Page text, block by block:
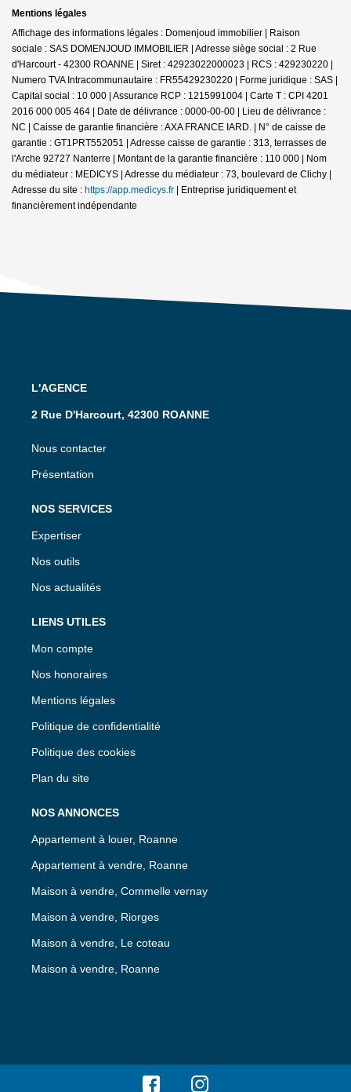
Mentions légales
Affichage des informations légales : Domenjoud immobilier | Raison
sociale : SAS DOMENJOUD IMMOBILIER | Adresse siège social : 2 Rue
d'Harcourt - 42300 ROANNE | Siret : 42923022000023 | RCS : 429230220 |
Numero TVA Intracommunautaire : FR55429230220 | Forme juridique : SAS |
Capital social : 10 000 | Assurance RCP : 1215991004 | Carte T : CPI 4201
2016 000 005 464 | Date de délivrance : 0000-00-00 | Lieu de délivrance :
NC | Caisse de garantie financière : AXA FRANCE IARD. | N° de caisse de
garantie : GT1PRT552051 | Adresse caisse de garantie : 313, terrasses de
l'Arche 92727 Nanterre | Montant de la garantie financière : 110 000 | Nom
du médiateur : MEDICYS | Adresse du médiateur : 73, boulevard de Clichy |
Adresse du site : https://app.medicys.fr | Entreprise juridiquement et
financièrement indépendante
L'AGENCE
2 Rue D'Harcourt, 42300 ROANNE
Nous contacter
Présentation
NOS SERVICES
Expertiser
Nos outils
Nos actualités
LIENS UTILES
Mon compte
Nos honoraires
Mentions légales
Politique de confidentialité
Politique des cookies
Plan du site
NOS ANNONCES
Appartement à louer, Roanne
Appartement à vendre, Roanne
Maison à vendre, Commelle vernay
Maison à vendre, Riorges
Maison à vendre, Le coteau
Maison à vendre, Roanne